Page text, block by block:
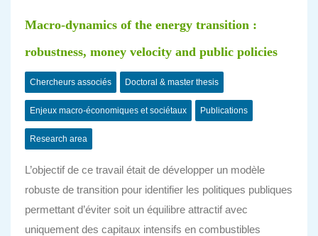
Macro-dynamics of the energy transition :
robustness, money velocity and public policies
Chercheurs associés Doctoral & master thesis
Enjeux macro-économiques et sociétaux Publications
Research area
L’objectif de ce travail était de développer un modèle
robuste de transition pour identifier les politiques publiques
permettant d’éviter soit un équilibre attractif avec
uniquement des capitaux intensifs en combustibles